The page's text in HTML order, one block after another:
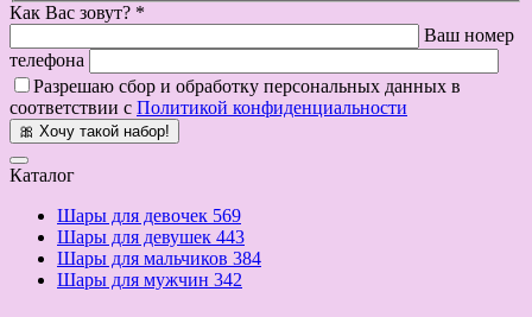
Как Вас зовут? *
Ваш номер
телефона
Разрешаю сбор и обработку персональных данных в
соответствии с Политикой конфиденциальности
🎀 Хочу такой набор!
Каталог
Шары для девочек 569
Шары для девушек 443
Шары для мальчиков 384
Шары для мужчин 342